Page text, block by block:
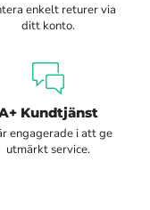
enkelt returer via
ditt konto.
Kundtjänst
engagerade i att ge
utmärkt service.